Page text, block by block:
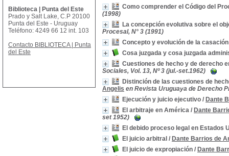
Como comprender el Código del
(1998)
La concepción evolutiva sobre el
Procesal, N° 3 (1991)
Concepto y evolución de la
Cosa juzgada y cosa juzgada
Cuestiones de hecho y de derecho
Sociales, Vol. 13, Nº 3 (jul.-set.1962)
Distinción de las cuestiones de
Angelis en Revista Uruguaya de Derecho
Ejecución y juicio ejecutivo / Dante
El arbitraje en América / Dante
set 1952)
El debido proceso legal en Estados
El juicio arbitral / Dante Barrios de
El juicio de expropiación / Dante
Biblioteca | Punta del Este
Prado y Salt Lake, C.P 20100
Punta del Este - Uruguay
Teléfono: 4249 66 12 int. 103
Contacto BIBLIOTECA | Punta
del Este